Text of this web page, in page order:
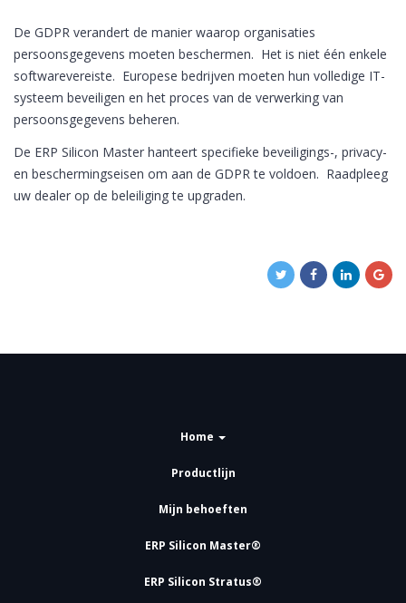
De GDPR verandert de manier waarop organisaties
persoonsgegevens moeten beschermen. Het is niet één enkele
softwarevereiste. Europese bedrijven moeten hun volledige IT-
systeem beveiligen en het proces van de verwerking van
persoonsgegevens beheren.
De ERP Silicon Master hanteert specifieke beveiligings-, privacy-
en beschermingseisen om aan de GDPR te voldoen. Raadpleeg
uw dealer op de beleiliging te upgraden.
Home
Productlijn
Mijn behoeften
ERP Silicon Master®
ERP Silicon Stratus®